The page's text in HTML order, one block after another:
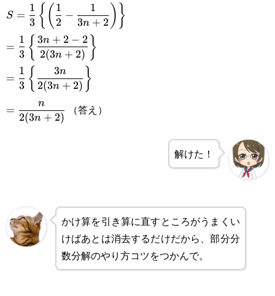
{8}}\right)+\left(\cancel{\frac{1}{8}}-
\cancel{\frac{1}
{11}}\right)+\cdots+\left(\cancel{\frac{1}
{3n-4}}-\cancel{\frac{1}{3n-
1}}\right)+\left(\cancel{\frac{1}{3n-1}}-
\frac{1}{3n+2}\right)\bigg\}
\displaystyle
S=\frac{1}{3}\left\
{\left(\frac{1}{2}-
\frac{1}
{3n+2}\right)\right\}
S =
3
1 { ( 2
1
−
3n + 2
1 )}
\displaystyle
=\frac{1}
{3}\left\
{\frac{3n+2-2}
{2(3n+2)}\right\}
=
3
1 { 2(3n + 2)
3n + 2 − 2 }
\displaystyle
=\frac{1}
{3}\left\
=
3
1 { 2(3n + 2)
3n }
\displaystyle
=\frac{n}
=
2(3n + 2)
n （答え）
解けた！
かけ算を引き算に直すところがうまくい
けばあとは消去するだけだから、部分分
数分解のやり方コツをつかんで。